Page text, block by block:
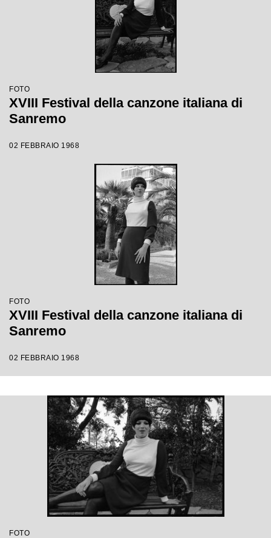
FOTO
XVIII Festival della canzone italiana di
Sanremo
02 FEBBRAIO 1968
FOTO
XVIII Festival della canzone italiana di
Sanremo
02 FEBBRAIO 1968
FOTO